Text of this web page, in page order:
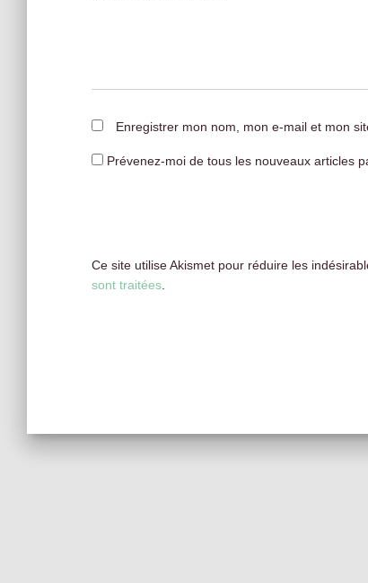
Enregistrer mon nom, mon e-mail et mon
Prévenez-moi de tous les nouveaux articles
Ce site utilise Akismet pour réduire les
sont traitées